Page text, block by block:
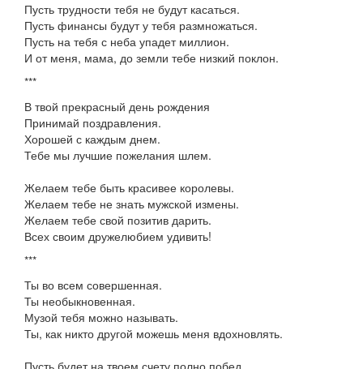
Пусть трудности тебя не будут касаться.
Пусть финансы будут у тебя размножаться.
Пусть на тебя с неба упадет миллион.
И от меня, мама, до земли тебе низкий поклон.
***
В твой прекрасный день рождения
Принимай поздравления.
Хорошей с каждым днем.
Тебе мы лучшие пожелания шлем.
Желаем тебе быть красивее королевы.
Желаем тебе не знать мужской измены.
Желаем тебе свой позитив дарить.
Всех своим дружелюбием удивить!
***
Ты во всем совершенная.
Ты необыкновенная.
Музой тебя можно называть.
Ты, как никто другой можешь меня вдохновлять.
Пусть будет на твоем счету полно побед.